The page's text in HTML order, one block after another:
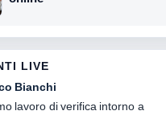
LIVE
Ricci
analisi di Medici di base Italia: